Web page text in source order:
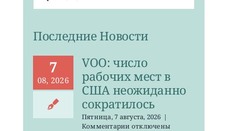
поиска:
Последние Новости
7
08, 2026
VOO: число
рабочих мест в
США неожиданно
сократилось
Пятница, 7 августа, 2026 |
Комментариикотключены